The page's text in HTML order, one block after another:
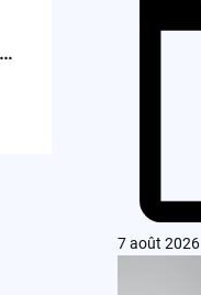
7 août 2026